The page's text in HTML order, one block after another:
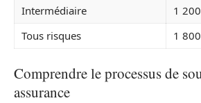
Intermédiaire
1
Tous risques
1
Comprendre le processus de
assurance